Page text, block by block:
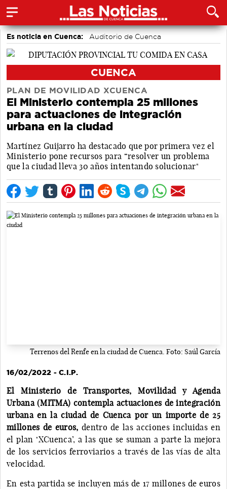
Es noticia en Cuenca: Auditorio de Cuenca
CUENCA
PLAN DE MOVILIDAD XCUENCA
El Ministerio contempla 25 millones
para actuaciones de integración
urbana en la ciudad
Martínez Guijarro ha destacado que por primera vez el
Ministerio pone recursos para “resolver un problema
que la ciudad lleva 30 años intentando solucionar"
Terrenos del Renfe en la ciudad de Cuenca. Foto: Saúl García
16/02/2022 - C.I.P.
El Ministerio de Transportes, Movilidad y Agenda
Urbana (MITMA) contempla actuaciones de integración
urbana en la ciudad de Cuenca por un importe de 25
millones de euros, dentro de las acciones incluidas en
el plan ‘XCuenca’, a las que se suman a parte la mejora
de los servicios ferroviarios a través de las vías de alta
velocidad.
En esta partida se incluyen más de 17 millones de euros